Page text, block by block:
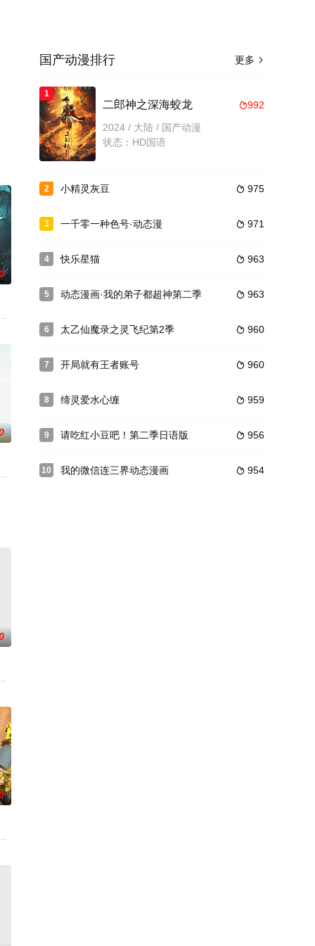
。改编自同名轻小说
修为，披荆斩棘，收获知己红颜
岁为书童。两人凭借机缘来到青山宗，却因为“平平无奇“的井九居然
白小青隐身街巷，和许仙还有姐夫李公甫一起开始了人间的热闹生活。却
邀请了多位好友参加了一场说走就走的城市出走旅行！！！举手提问！ 雪
。 在宇宙中，像天罚大陆这样的凡间位面，数不胜数，其统称为：九
地。星辰镇昔日天才辰天，十岁后武魂沉寂、灵海枯竭，自此沦为家族废
而遭人暗算，残魂沉睡万年之后，在天运大陆南云帝国有名的“废物牧云”身
更多 
国产动漫排行
1
992
二郎神之深海蛟龙
2024 / 大陆 / 国产动漫
状态：HD国语
2  975
小精灵灰豆
3  971
一千零一种色号·动态漫
4  963
快乐星猫
5  963
动态漫画·我的弟子都超神第二季
6  960
太乙仙魔录之灵飞纪第2季
7  960
开局就有王者账号
8  959
缔灵爱水心缠
9  956
请吃红小豆吧！第二季日语版
10  954
我的微信连三界动态漫画